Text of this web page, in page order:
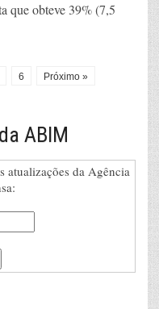
que obteve 39% (7,5
6 Próximo »
ABIM
atualizações da Agência